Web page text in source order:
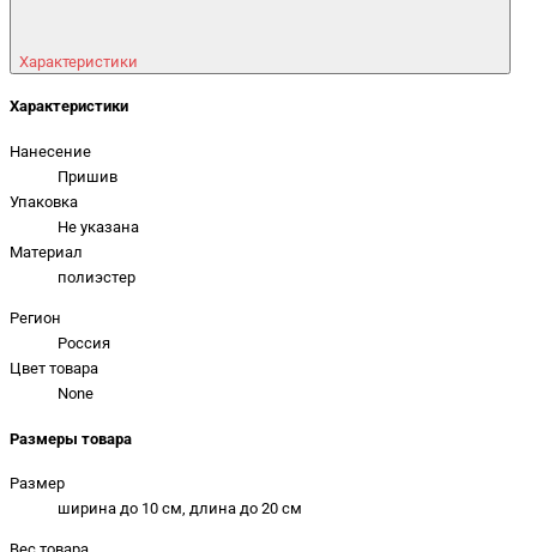
Характеристики
Характеристики
Нанесение
Пришив
Упаковка
Не указана
Материал
полиэстер
Регион
Россия
Цвет товара
None
Размеры товара
Размер
ширина до 10 см, длина до 20 см